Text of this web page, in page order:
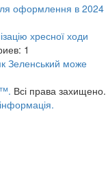
оформлення в 2024
хресної ходи
1
Зеленський може
Всі права захищено.